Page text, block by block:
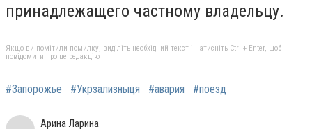
принадлежащего частному владельцу.
Якщо ви помітили помилку, виділіть необхідний текст і натисніть Ctrl + Enter, щоб
повідомити про це редакцію
#Запорожье #Укрзализныця #авария #поезд
Арина Ларина